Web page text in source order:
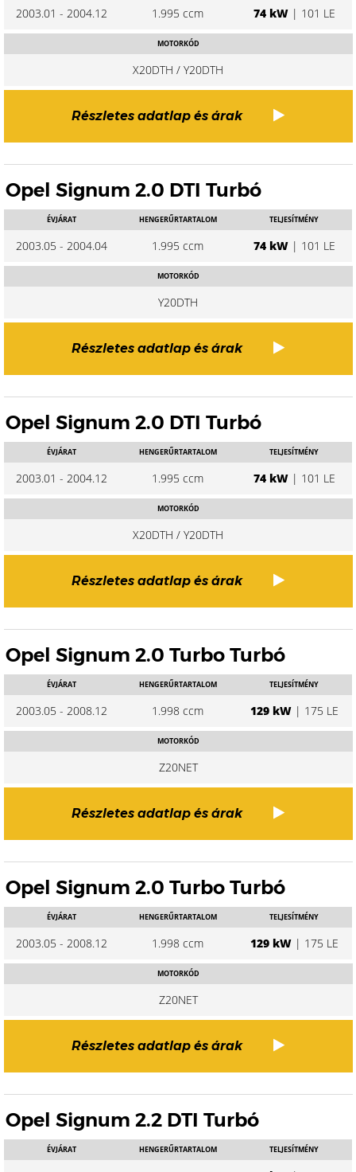
2003.01 - 2004.12 1.995 ccm 74 kW| 101 LE
MOTORKÓD
X20DTH / Y20DTH
Részletes adatlap és árak
Opel Signum 2.0 DTI Turbó
ÉVJÁRAT
2003.05 - 2004.04
HENGERŰRTARTALOM
1.995 ccm
TELJESÍTMÉNY
74 kW| 101 LE
MOTORKÓD
Y20DTH
Részletes adatlap és árak
Opel Signum 2.0 DTI Turbó
ÉVJÁRAT
2003.01 - 2004.12
HENGERŰRTARTALOM
1.995 ccm
TELJESÍTMÉNY
74 kW| 101 LE
MOTORKÓD
X20DTH / Y20DTH
Részletes adatlap és árak
Opel Signum 2.0 Turbo Turbó
ÉVJÁRAT
2003.05 - 2008.12
HENGERŰRTARTALOM
1.998 ccm
TELJESÍTMÉNY
129 kW| 175 LE
MOTORKÓD
Z20NET
Részletes adatlap és árak
Opel Signum 2.0 Turbo Turbó
ÉVJÁRAT
2003.05 - 2008.12
HENGERŰRTARTALOM
1.998 ccm
TELJESÍTMÉNY
129 kW| 175 LE
MOTORKÓD
Z20NET
Részletes adatlap és árak
Opel Signum 2.2 DTI Turbó
ÉVJÁRAT HENGERŰRTARTALOM TELJESÍTMÉNY